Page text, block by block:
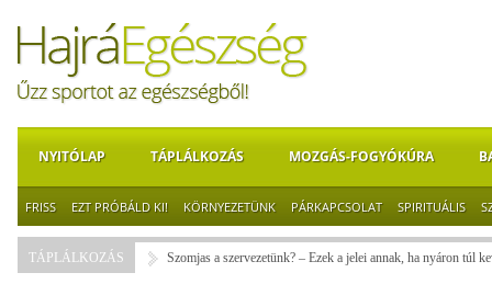
NYITÓLAP TÁPLÁLKOZÁS MOZGÁS-FOGYÓKÚRA
FRISS EZT PRÓBÁLD KI! KÖRNYEZETÜNK PÁRKAPCSOLAT SPIRITUÁLIS
TÁPLÁLKOZÁS Szomjas a szervezetünk? – Ezek a jelei annak, ha nyáron túl